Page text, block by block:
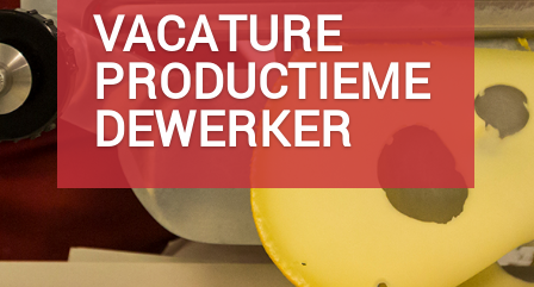
VACATURE
PRODUCTIEME
DEWERKER